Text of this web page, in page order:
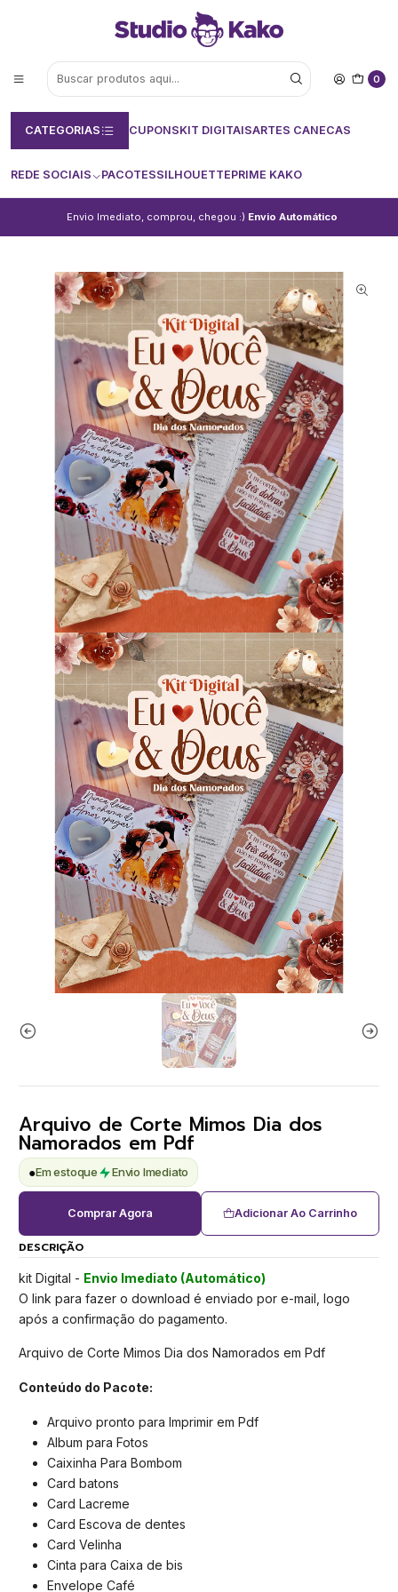
0
CATEGORIAS CUPONSKIT DIGITAISARTES CANECAS
REDE SOCIAIS PACOTESSILHOUETTEPRIME KAKO
Envio Imediato, comprou, chegou :) Envio Automático
Arquivo de Corte Mimos Dia dos
Namorados em Pdf
●Em estoque Envio Imediato
Adicionar Ao Carrinho
Comprar Agora
DESCRIÇÃO
kit Digital - Envio Imediato (Automático)
O link para fazer o download é enviado por e-mail, logo
após a confirmação do pagamento.
Arquivo de Corte Mimos Dia dos Namorados em Pdf
Conteúdo do Pacote:
Arquivo pronto para Imprimir em Pdf
Album para Fotos
Caixinha Para Bombom
Card batons
Card Lacreme
Card Escova de dentes
Card Velinha
Cinta para Caixa de bis
Envelope Café